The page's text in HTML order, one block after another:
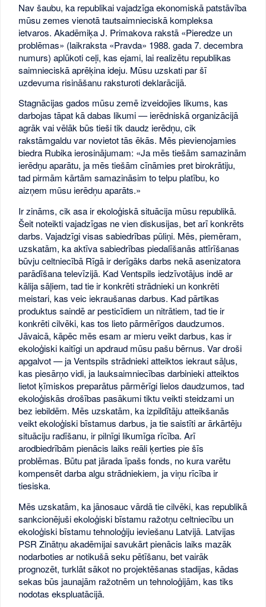
Nav šaubu, ka republikai vajadzīga ekonomiskā patstāvība
mūsu zemes vienotā tautsaimnieciskā kompleksa
ietvaros. Akadēmiķa J. Primakova rakstā «Pieredze un
problēmas» (laikraksta «Pravda» 1988. gada 7. decembra
numurs) aplūkoti ceļi, kas ejami, lai realizētu republikas
saimnieciskā aprēķina ideju. Mūsu uzskati par šī
uzdevuma risināšanu raksturoti deklarācijā.
Stagnācijas gados mūsu zemē izveidojies likums, kas
darbojas tāpat kā dabas likumi — ierēdniskā organizācijā
agrāk vai vēlāk būs tieši tik daudz ierēdņu, cik
rakstāmgaldu var novietot tās ēkās. Mēs pievienojamies
biedra Rubika ierosinājumam: «Ja mēs tiešām samazinām
ierēdņu aparātu, ja mēs tiešām cīnāmies pret birokrātiju,
tad pirmām kārtām samazināsim to telpu platību, ko
aizņem mūsu ierēdņu aparāts.»
Ir zināms, cik asa ir ekoloģiskā situācija mūsu republikā.
Šeit noteikti vajadzīgas ne vien diskusijas, bet arī konkrēts
darbs. Vajadzīgi visas sabiedrības pūliņi. Mēs, piemēram,
uzskatām, ka aktīva sabiedrības piedalīšanās attīrīšanas
būvju celtniecībā Rīgā ir derīgāks darbs nekā asenizatora
parādīšana televīzijā. Kad Ventspils iedzīvotājus indē ar
kālija sāļiem, tad tie ir konkrēti strādnieki un konkrēti
meistari, kas veic iekraušanas darbus. Kad pārtikas
produktus saindē ar pesticīdiem un nitrātiem, tad tie ir
konkrēti cilvēki, kas tos lieto pārmērīgos daudzumos.
Jāvaicā, kāpēc mēs esam ar mieru veikt darbus, kas ir
ekoloģiski kaitīgi un apdraud mūsu pašu bērnus. Var droši
apgalvot — ja Ventspils strādnieki atteiktos iekraut sāļus,
kas piesārņo vidi, ja lauksaimniecības darbinieki atteiktos
lietot ķīmiskos preparātus pārmērīgi lielos daudzumos, tad
ekoloģiskās drošības pasākumi tiktu veikti steidzami un
bez iebildēm. Mēs uzskatām, ka izpildītāju atteikšanās
veikt ekoloģiski bīstamus darbus, ja tie saistīti ar ārkārtēju
situāciju radīšanu, ir pilnīgi likumīga rīcība. Arī
arodbiedrībām pienācis laiks reāli ķerties pie šīs
problēmas. Būtu pat jārada īpašs fonds, no kura varētu
kompensēt darba algu strādniekiem, ja viņu rīcība ir
tiesiska.
Mēs uzskatām, ka jānosauc vārdā tie cilvēki, kas republikā
sankcionējuši ekoloģiski bīstamu ražotņu celtniecību un
ekoloģiski bīstamu tehnoloģiju ieviešanu Latvijā. Latvijas
PSR Zinātņu akadēmijai savukārt pienācis laiks mazāk
nodarboties ar notikušā seku pētīšanu, bet vairāk
prognozēt, turklāt sākot no projektēšanas stadijas, kādas
sekas būs jaunajām ražotnēm un tehnoloģijām, kas tiks
nodotas ekspluatācijā.